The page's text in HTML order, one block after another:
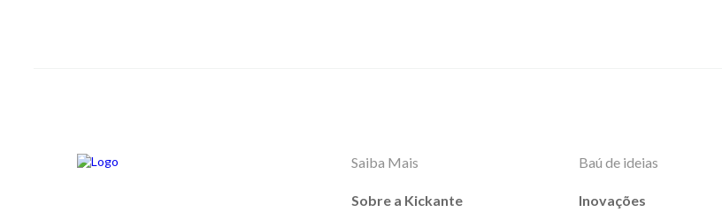
Saiba Mais
Sobre a Kickante
Baú de ideias
Inovações